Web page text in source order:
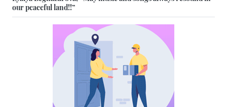
our peaceful land!!”